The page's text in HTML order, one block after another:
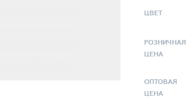
ЦВЕТ
РОЗНИЧНАЯ
ЦЕНА
ОПТОВАЯ
ЦЕНА